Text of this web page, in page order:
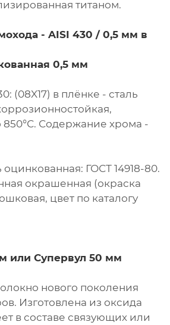
титаном.
- AISI 430 / 0,5 мм в
0,5 мм
(08X17) в плёнке - сталь
Содержание хрома -
оцинкованная: ГОСТ 14918-80.
окрашенная (окраска
цвет по каталогу
или Супервул 50 мм
нового поколения
Изготовлена из оксида
в составе связующих или